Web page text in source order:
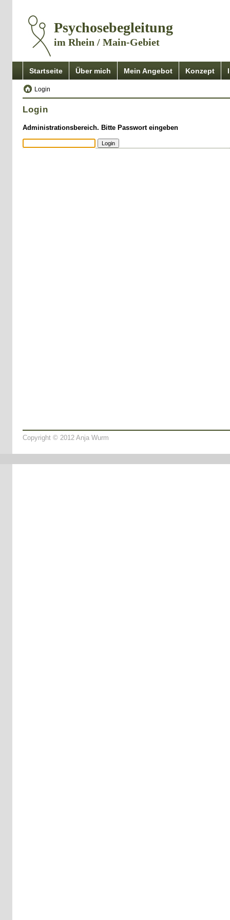
Psychosebegleitung
im Rhein / Main-Gebiet
Startseite Über mich Mein Angebot Konzept
Login
Login
Administrationsbereich. Bitte Passwort eingeben
Copyright © 2012 Anja Wurm